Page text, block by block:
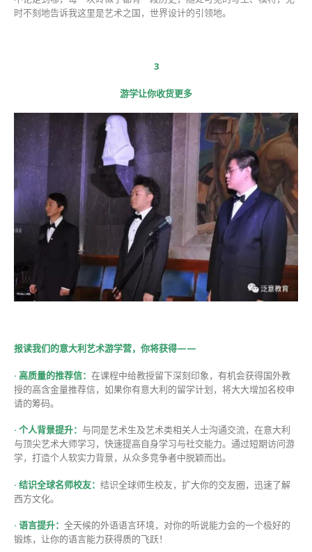
时不刻地告诉我这里是艺术之国，世界设计的引领地。
3
游学让你收货更多
报读我们的意大利艺术游学营，你将获得——
· 高质量的推荐信： 在课程中给教授留下深刻印象，有机会获得国外教
授的高含金量推荐信，如果你有意大利的留学计划，将大大增加名校申
请的筹码。
· 个人背景提升： 与同是艺术生及艺术类相关人士沟通交流，在意大利
与顶尖艺术大师学习，快速提高自身学习与社交能力。通过短期访问游
学，打造个人软实力背景，从众多竞争者中脱颖而出。
· 结识全球名师校友： 结识全球师生校友，扩大你的交友圈，迅速了解
西方文化。
· 语言提升： 全天候的外语语言环境，对你的听说能力会的一个极好的
锻炼，让你的语言能力获得质的飞跃！